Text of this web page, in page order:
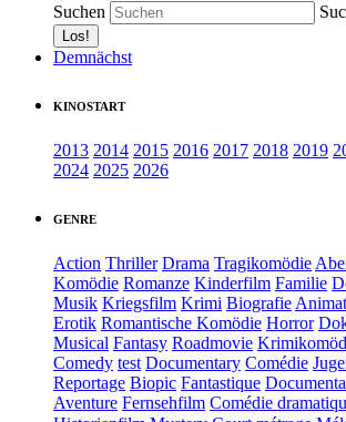
Suchen
Demnächst
KINOSTART
2013 2014 2015 2016 2017 2018 2019
2024 2025 2026
GENRE
Action Thriller Drama Tragikomödie
Komödie Romanze Kinderfilm Familie
Musik Kriegsfilm Krimi Biografie
Erotik Romantische Komödie Horror
Musical Fantasy Roadmovie
Comedy test Documentary Comédie
Reportage Biopic Fantastique
Aventure Fernsehfilm Comédie